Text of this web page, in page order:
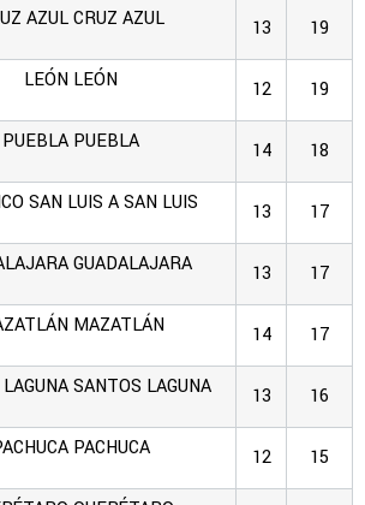
AZULCRUZ AZUL 13 19
LEÓN LEÓN 12 19
PUEBLA PUEBLA 14 18
SAN LUIS A SAN LUIS 13 17
GUADALAJARA 13 17
MAZATLÁN 14 17
SANTOS LAGUNA 13 16
PACHUCA 12 15